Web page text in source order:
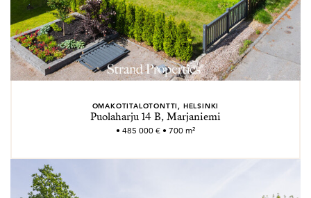
OMAKOTITALOTONTTI, HELSINKI
Puolaharju 14 B, Marjaniemi
• 485 000 € • 700 m²